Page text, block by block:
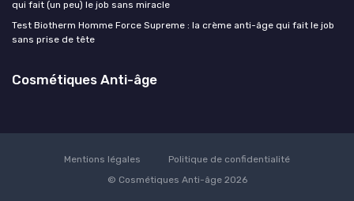
qui fait (un peu) le job sans miracle
Test Biotherm Homme Force Supreme : la crème anti-âge qui fait le job
sans prise de tête
Cosmétiques Anti-âge
Mentions légales
Politique de confidentialité
© Cosmétiques Anti-âge 2026